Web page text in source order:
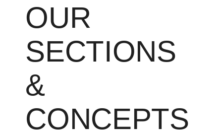
OUR
SECTIONS
&
CONCEPTS